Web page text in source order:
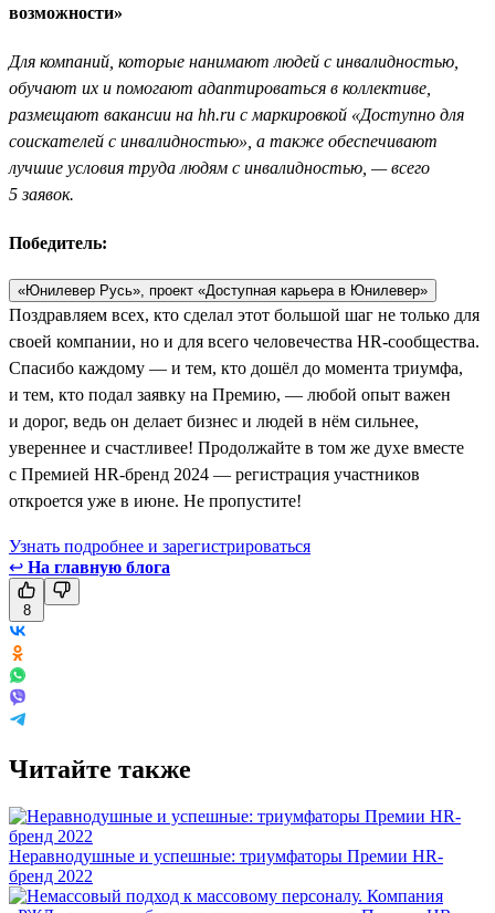
возможности»
Для компаний, которые нанимают людей с инвалидностью,
обучают их и помогают адаптироваться в коллективе,
размещают вакансии на hh.ru с маркировкой «Доступно для
соискателей с инвалидностью», а также обеспечивают
лучшие условия труда людям с инвалидностью, — всего
5 заявок.
Победитель:
«Юнилевер Русь», проект «Доступная карьера в Юнилевер»
Поздравляем всех, кто сделал этот большой шаг не только для
своей компании, но и для всего человечества HR-сообщества.
Спасибо каждому — и тем, кто дошёл до момента триумфа,
и тем, кто подал заявку на Премию, — любой опыт важен
и дорог, ведь он делает бизнес и людей в нём сильнее,
увереннее и счастливее! Продолжайте в том же духе вместе
с Премией HR-бренд 2024 — регистрация участников
откроется уже в июне. Не пропустите!
Узнать подробнее и зарегистрироваться
↩ На главную блога
8
Читайте также
Неравнодушные и успешные: триумфаторы Премии HR-
бренд 2022